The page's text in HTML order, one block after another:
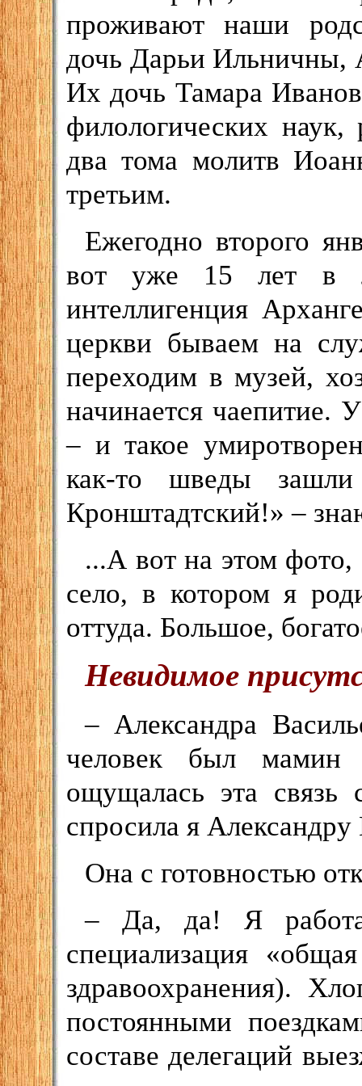
проживают наши
дочь Дарьи Ильничны,
Их дочь Тамара
филологических
два тома молитв
третьим.
Ежегодно второго
вот уже 15 лет в
интеллигенция
церкви бываем на
переходим в музей,
начинается чаепитие.
– и такое
как-то шведы
Кронштадтский!» –
...А вот на этом фото,
село, в котором я
оттуда. Большое,
Невидимое
– Александра
человек был
ощущалась эта
спросила я Александру
Она с готовностью
– Да, да! Я
специализация
здравоохранения).
постоянными
составе делегаций